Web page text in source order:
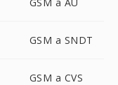
GSM a SNDT
GSM a CVS